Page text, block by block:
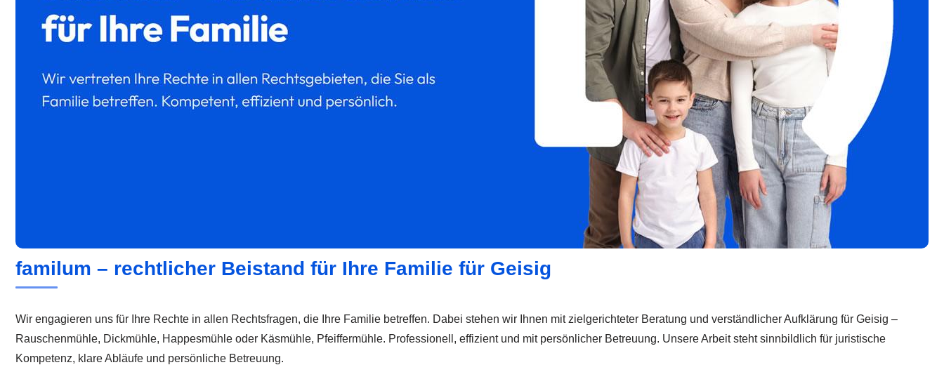
familum – rechtlicher Beistand für Ihre Familie für Geisig
Wir engagieren uns für Ihre Rechte in allen Rechtsfragen, die Ihre Familie betreffen. Dabei stehen wir Ihnen mit zielgerichteter Beratung und verständlicher Aufklärung für Geisig –
Rauschenmühle, Dickmühle, Happesmühle oder Käsmühle, Pfeiffermühle. Professionell, effizient und mit persönlicher Betreuung. Unsere Arbeit steht sinnbildlich für juristische
Kompetenz, klare Abläufe und persönliche Betreuung.